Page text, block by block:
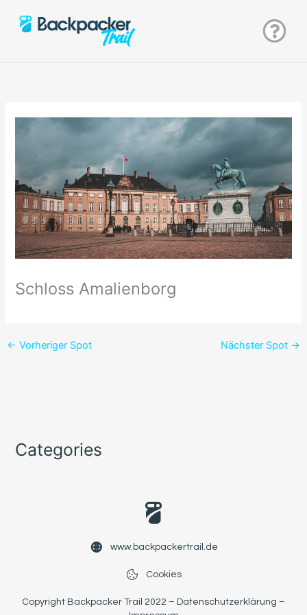
Inhalt
springen
Schloss Amalienborg
← Vorheriger Spot Nächster Spot →
Categories
www.backpackertrail.de
Cookies
Copyright Backpacker Trail 2022 – Datenschutzerklärung –